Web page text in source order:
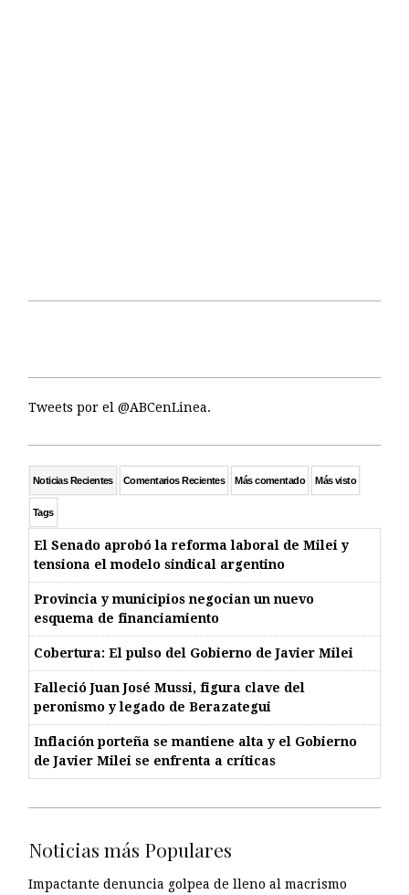
Tweets por el @ABCenLinea.
Noticias Recientes Comentarios Recientes Más comentado Más visto
Tags
El Senado aprobó la reforma laboral de Milei y
tensiona el modelo sindical argentino
Provincia y municipios negocian un nuevo
esquema de financiamiento
Cobertura: El pulso del Gobierno de Javier Milei
Falleció Juan José Mussi, figura clave del
peronismo y legado de Berazategui
Inflación porteña se mantiene alta y el Gobierno
de Javier Milei se enfrenta a críticas
Noticias más Populares
Impactante denuncia golpea de lleno al macrismo